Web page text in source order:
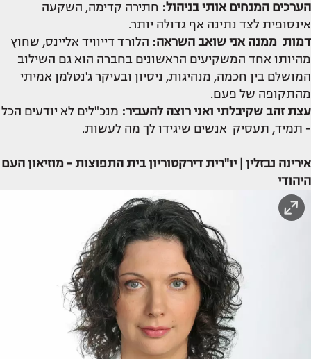
הערכים המנחים אותי בניהול: חתירה קדימה, השקעה
אינסופית לצד נתינה אף גדולה יותר.
דמות ממנה אני שואב השראה: הלורד דייוויד אליינס, שחוץ
מהיותו אחד המשקיעים הראשונים בחברה הוא גם השילוב
המושלם בין חכמה, מנהיגות, ניסיון ובעיקר ג'נטלמן אמיתי
מהתקופה של פעם.
עצת זהב שקיבלתי ואני רוצה להעביר: מנכ"לים לא יודעים הכל
- תמיד, תעסיק אנשים שיגידו לך מה לעשות.
אירינה נבזלין | יו"רית דירקטוריון בית התפוצות - מוזיאון העם
היהודי